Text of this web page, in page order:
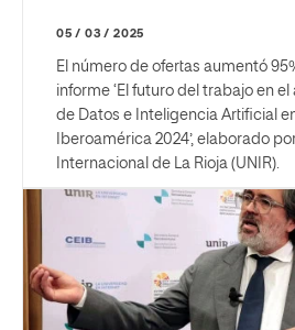
05 / 03 / 2025
El número de ofertas aumentó
informe ‘El futuro del trabajo en
de Datos e Inteligencia Artificial
Iberoamérica 2024’, elaborado
Internacional de La Rioja (UNIR).